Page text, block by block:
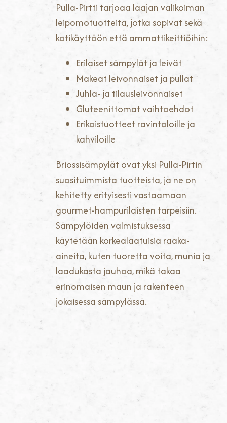
Pulla-Pirtti tarjoaa laajan valikoiman
leipomotuotteita, jotka sopivat sekä
kotikäyttöön että ammattikeittiöihin:
Erilaiset sämpylät ja leivät
Makeat leivonnaiset ja pullat
Juhla- ja tilausleivonnaiset
Gluteenittomat vaihtoehdot
Erikoistuotteet ravintoloille ja
kahviloille
Briossisämpylät ovat yksi Pulla-Pirtin
suosituimmista tuotteista, ja ne on
kehitetty erityisesti vastaamaan
gourmet-hampurilaisten tarpeisiin.
Sämpylöiden valmistuksessa
käytetään korkealaatuisia raaka-
aineita, kuten tuoretta voita, munia ja
laadukasta jauhoa, mikä takaa
erinomaisen maun ja rakenteen
jokaisessa sämpylässä.